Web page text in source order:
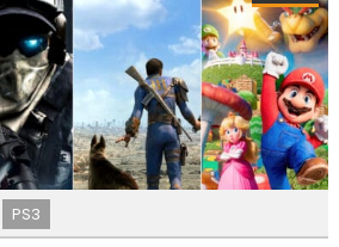
PS3